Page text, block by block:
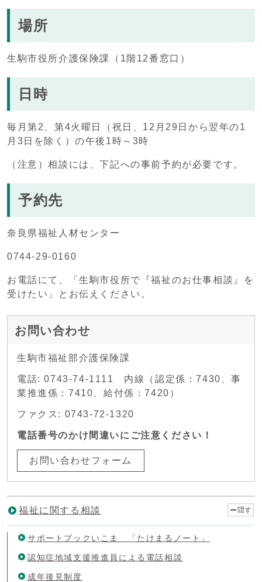
場所
生駒市役所介護保険課（1階12番窓口）
日時
毎月第2、第4火曜日（祝日、12月29日から翌年の1
月3日を除く）の午後1時～3時
（注意）相談には、下記への事前予約が必要です。
予約先
奈良県福祉人材センター
0744-29-0160
お電話にて、「生駒市役所で『福祉のお仕事相談』を
受けたい」とお伝えください。
お問い合わせ
生駒市福祉部介護保険課
電話: 0743-74-1111 内線（認定係：7430、事
業推進係：7410、給付係：7420）
ファクス: 0743-72-1320
電話番号のかけ間違いにご注意ください！
お問い合わせフォーム
福祉に関する相談 隠す
サポートブックいこま 「たけまるノート」
認知症地域支援推進員による電話相談
成年後見制度